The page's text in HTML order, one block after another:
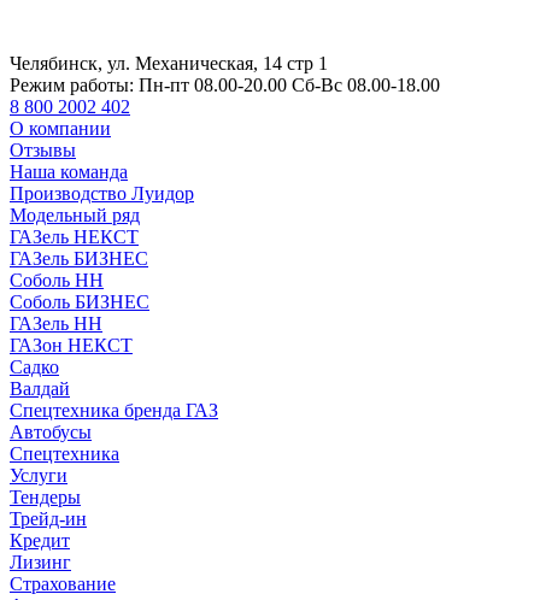
Челябинск, ул. Механическая, 14 стр 1
Режим работы: Пн-пт 08.00-20.00 Сб-Вс 08.00-18.00
8 800 2002 402
О компании
Отзывы
Наша команда
Производство Луидор
Модельный ряд
ГАЗель НЕКСТ
ГАЗель БИЗНЕС
Соболь НН
Соболь БИЗНЕС
ГАЗель НН
ГАЗон НЕКСТ
Садко
Валдай
Спецтехника бренда ГАЗ
Автобусы
Спецтехника
Услуги
Тендеры
Трейд-ин
Кредит
Лизинг
Страхование